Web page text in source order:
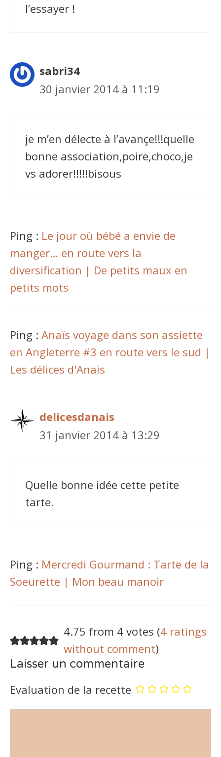
l’essayer !
sabri34
30 janvier 2014 à 11:19
je m’en délecte à l’avançe!!!quelle
bonne association,poire,choco,je
vs adorer!!!!!bisous
Ping : Le jour où bébé a envie de
manger… en route vers la
diversification | De petits maux en
petits mots
Ping : Anaïs voyage dans son assiette
en Angleterre #3 en route vers le sud |
Les délices d'Anais
delicesdanais
31 janvier 2014 à 13:29
Quelle bonne idée cette petite
tarte.
Ping : Mercredi Gourmand : Tarte de la
Soeurette | Mon beau manoir
4.75 from 4 votes (4 ratings
without comment)
Laisser un commentaire
Evaluation de la recette